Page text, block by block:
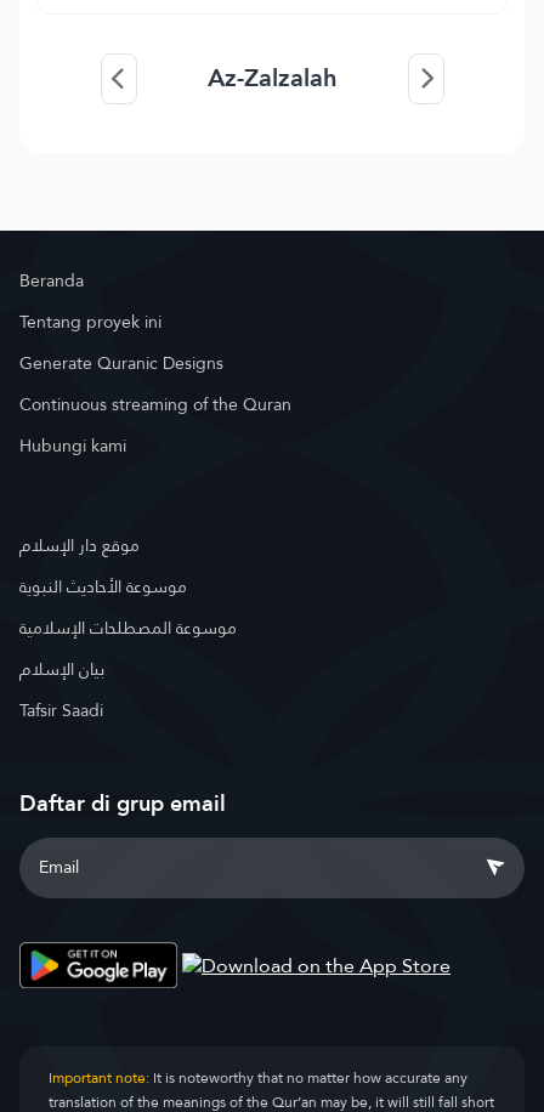
Az-Zalzalah
Beranda
Tentang proyek ini
Generate Quranic Designs
Continuous streaming of the Quran
Hubungi kami
موقع دار الإسلام
موسوعة الأحاديث النبوية
موسوعة المصطلحات الإسلامية
بيان الإسلام
Tafsir Saadi
Daftar di grup email
Important note:It is noteworthy that no matter how accurate any
translation of the meanings of the Qur’an may be, it will still fall short